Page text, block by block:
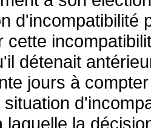
d'incompatibilité
cette
détenait
jours à
situation
laquelle la